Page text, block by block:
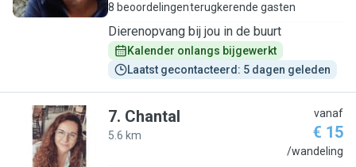
8 beoordelingenterugkerende gasten
Dierenopvang bij jou in de buurt
Kalender onlangs bijgewerkt
Laatst gecontacteerd: 5 dagen geleden
C
7. Chantal
5.6 km
vanaf
€ 15
/wandeling